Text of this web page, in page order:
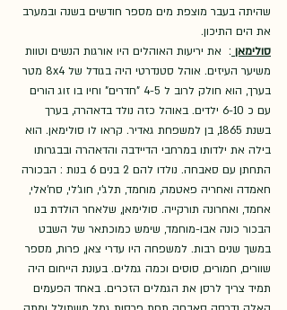
שהיתה בעבר מוצפת מים מספר חודשים בשנה ובמערב
את הים התיכון.
סולימאן :  את יריעות האוהלים היו אורגות הנשים וטוות
משיער העיזים. אוהל סטנדרטי היה בגודל של 8x4 מטר
בערך, הוא חולק לרוב ל 4-5 "חדרים" וחיו בו זוג הורים
עם כ 6-10 ילדים. באוהל כזה נולד בדאהרה, בערך
בשנת 1865, בן למשפחת גאדיר. קראו לו סולימאן. הוא
בילה את ילדותו במרחבי הדיידבה והדאהרה ובבגרותו
התחתן עם סאבחה. נולדו להם 2 בנים 6 בנות : הבכורה
חאמדה ואחריה פאטמה, מוחמד, תלג'י, חוג'לי, סח'אלי,
אחמד, ואחרונה תורקייה. סולימאן, שלאחר הולדת בנו
הבכור כונה אבו-מוחמד, שימש כמוכתאר של השבט
במשך שנים רבות. למשפחה היו עדרי צאן, פרות, מספר
שוורים, חמורים, סוסים וכמה גמלים. בעונת הייחום היה
תמיד צריך לרסן את הגמלים הזכרים. באחד הפעמים